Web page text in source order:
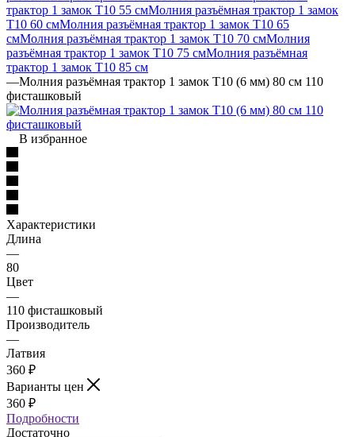
трактор 1 замок Т10 55 смМолния разъёмная трактор 1 замок
Т10 60 смМолния разъёмная трактор 1 замок Т10 65
смМолния разъёмная трактор 1 замок Т10 70 смМолния
разъёмная трактор 1 замок Т10 75 смМолния разъёмная
трактор 1 замок Т10 85 см
—Молния разъёмная трактор 1 замок Т10 (6 мм) 80 см 110
фисташковый
В избранное
Характеристики
Длина
—
80
Цвет
—
110 фисташковый
Производитель
—
Латвия
360 ₽
Варианты цен
360 ₽
Подробности
Достаточно